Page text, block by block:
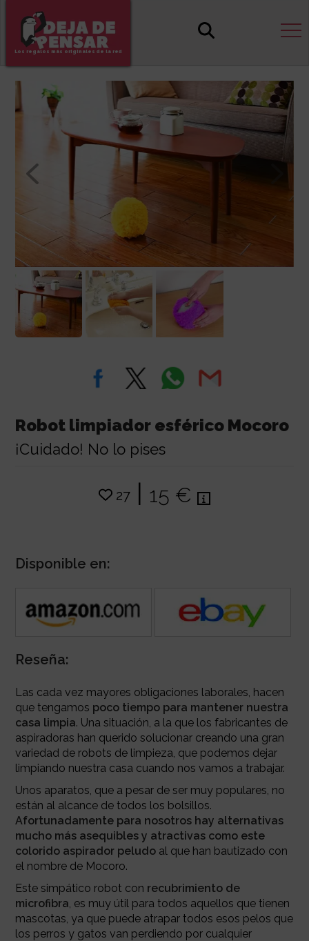
Los regalos más originales de la red
Robot limpiador esférico Mocoro
¡Cuidado! No lo pises
27| 15 €
Disponible en:
Reseña:
Las cada vez mayores obligaciones laborales, hacen
que tengamos poco tiempo para mantener nuestra
casa limpia. Una situación, a la que los fabricantes de
aspiradoras han querido solucionar creando una gran
variedad de robots de limpieza, que podemos dejar
limpiando nuestra casa cuando nos vamos a trabajar.
Unos aparatos, que a pesar de ser muy populares, no
están al alcance de todos los bolsillos.
Afortunadamente para nosotros hay alternativas
mucho más asequibles y atractivas como este
colorido aspirador peludoal que han bautizado con
el nombre de Mocoro.
Este simpático robot con recubrimiento de
microfibra, es muy útil para todos aquellos que tienen
mascotas, ya que puede atrapar todos esos pelos que
los perros y gatos van perdiendo por cualquier